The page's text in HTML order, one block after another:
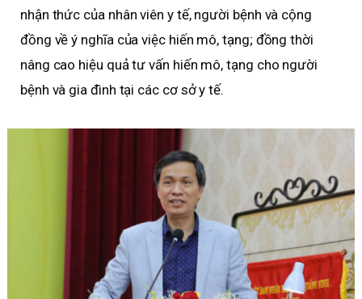
nhận thức của nhân viên y tế, người bệnh và cộng
đồng về ý nghĩa của việc hiến mô, tạng; đồng thời
nâng cao hiệu quả tư vấn hiến mô, tạng cho người
bệnh và gia đình tại các cơ sở y tế.